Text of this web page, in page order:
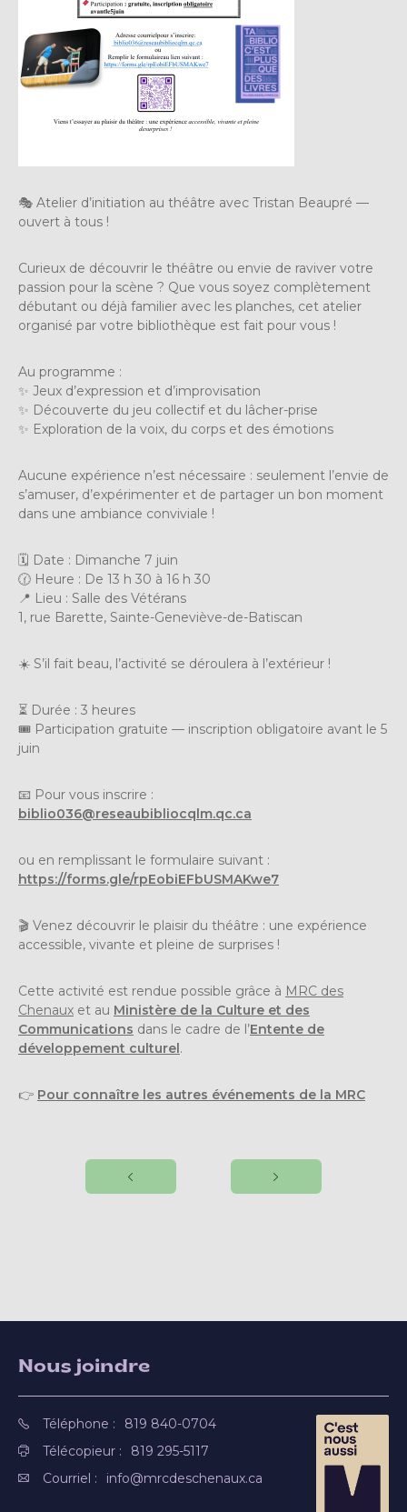
🎭 Atelier d’initiation au théâtre avec Tristan Beaupré —
ouvert à tous !
Curieux de découvrir le théâtre ou envie de raviver votre
passion pour la scène ? Que vous soyez complètement
débutant ou déjà familier avec les planches, cet atelier
organisé par votre bibliothèque est fait pour vous !
Au programme :
✨ Jeux d’expression et d’improvisation
✨ Découverte du jeu collectif et du lâcher-prise
✨ Exploration de la voix, du corps et des émotions
Aucune expérience n’est nécessaire : seulement l’envie de
s’amuser, d’expérimenter et de partager un bon moment
dans une ambiance conviviale !
🗓 Date : Dimanche 7 juin
🕜 Heure : De 13 h 30 à 16 h 30
📍 Lieu : Salle des Vétérans
1, rue Barette, Sainte-Geneviève-de-Batiscan
☀️ S’il fait beau, l’activité se déroulera à l’extérieur !
⏳ Durée : 3 heures
🎟 Participation gratuite — inscription obligatoire avant le 5
juin
📧 Pour vous inscrire :
biblio036@reseaubibliocqlm.qc.ca
ou en remplissant le formulaire suivant :
https://forms.gle/rpEobiEFbUSMAKwe7
🎬 Venez découvrir le plaisir du théâtre : une expérience
accessible, vivante et pleine de surprises !
Cette activité est rendue possible grâce à MRC des
Chenaux et au Ministère de la Culture et des
Communications dans le cadre de l’Entente de
développement culturel.
👉 Pour connaître les autres événements de la MRC
Nous joindre
Téléphone :
819 840-0704
Télécopieur :
819 295-5117
Courriel :
info@mrcdeschenaux.ca